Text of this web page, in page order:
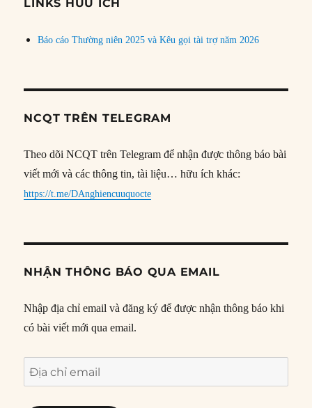
LINKS HỮU ÍCH
Báo cáo Thường niên 2025 và Kêu gọi tài trợ năm 2026
NCQT TRÊN TELEGRAM
Theo dõi NCQT trên Telegram để nhận được thông báo bài
viết mới và các thông tin, tài liệu… hữu ích khác:
https://t.me/DAnghiencuuquocte
NHẬN THÔNG BÁO QUA EMAIL
Nhập địa chỉ email và đăng ký để được nhận thông báo khi
có bài viết mới qua email.
Địa
chỉ
email